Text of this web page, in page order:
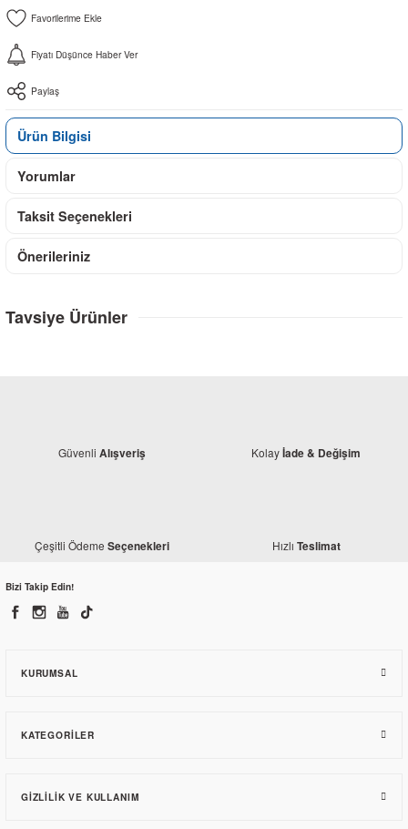
Fiyatı Düşünce Haber Ver
Paylaş
Ürün Bilgisi
Yorumlar
Taksit Seçenekleri
Önerileriniz
Tavsiye Ürünler
Honda CBR 250 R Yağ Süzgeci
227,10 TL
Güvenli Alışveriş Kolayİade & Değişim
Çeşitli Ödeme Seçenekleri Hızlı Teslimat
Bizi Takip Edin!
KURUMSAL
KATEGORILER
GIZLILIK VE KULLANIM